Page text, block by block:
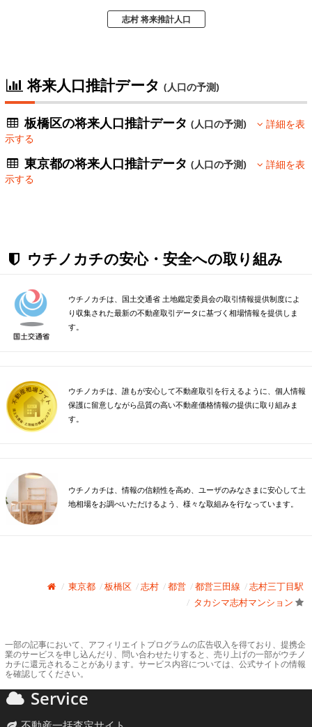
志村 将来推計人口
将来人口推計データ (人口の予測)
板橋区の将来人口推計データ(人口の予測)
詳細を表
示する
東京都の将来人口推計データ(人口の予測)
詳細を表
示する
ウチノカチの安心・安全への取り組み
ウチノカチは、国土交通省 土地鑑定委員会の取引情報提供制度によ
り収集された最新の不動産取引データに基づく相場情報を提供しま
す。
ウチノカチは、誰もが安心して不動産取引を行えるように、個人情報
保護に留意しながら品質の高い不動産価格情報の提供に取り組みま
す。
ウチノカチは、情報の信頼性を高め、ユーザのみなさまに安心して土
地相場をお調べいただけるよう、様々な取組みを行なっています。
東京都 板橋区 志村 都営 都営三田線
志村三丁目駅
タカシマ志村マンション
一部の記事において、アフィリエイトプログラムの広告収入を得ており、提携企
業のサービスを申し込んだり、問い合わせたりすると、売り上げの一部がウチノ
カチに還元されることがあります。サービス内容については、公式サイトの情報
を確認してください。
Service